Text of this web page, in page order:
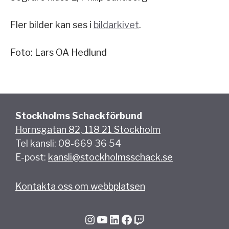
Fler bilder kan ses i bildarkivet.
Foto: Lars OA Hedlund
Stockholms Schackförbund
Hornsgatan 82, 118 21 Stockholm
Tel kansli: 08-669 36 54
E-post: kansli@stockholmsschack.se
Kontakta oss om webbplatsen
InstagramYouTube LinkedIn Facebook Twitch